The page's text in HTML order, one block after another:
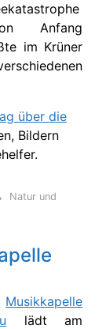
Anfang
im Krüner
über die
Bildern
Natur und
Musikkapelle
lädt am